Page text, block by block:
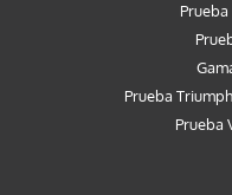
Prueba
Prueba